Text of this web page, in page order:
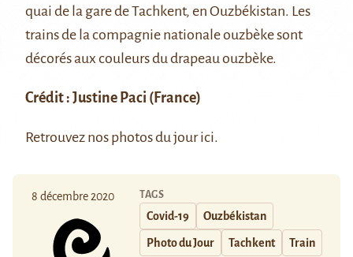
quai de la gare de Tachkent, en Ouzbékistan. Les
trains de la compagnie nationale ouzbèke sont
décorés aux couleurs du drapeau ouzbèke.
Crédit : Justine Paci (France)
Retrouvez nos photos du jourici.
8 décembre 2020 TAGS
Covid-19 Ouzbékistan
Photo du Jour Tachkent Train